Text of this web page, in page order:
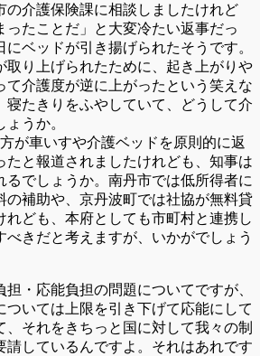
の介護保険課に相談しましたけれど
ったことだ」と大変冷たい返事だっ
にベッドが引き揚げられたそうです。
取り上げられたために、起き上がりや
て介護度が逆に上がったという笑えな
寝たきりをふやしていて、どうして介
うか。
が車いすや介護ベッドを原則的に返
たと報道されましたけれども、知事は
るでしょうか。南丹市では低所得者に
の補助や、京丹波町では社協が無料貸
れども、本府としても市町村と連携し
べきだと考えますが、いかがでしょう
応能負担の問題についてですが、
ついては上限を引き下げて応能にして
、それをきちっと国に対して我々の制
請しているんですよ。それはあれです